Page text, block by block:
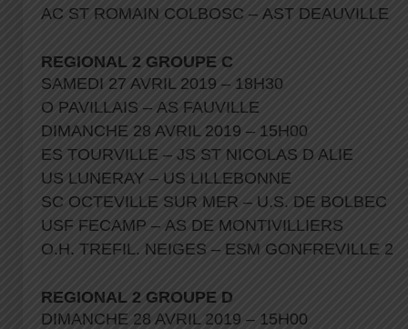
AC ST ROMAIN COLBOSC – AST DEAUVILLE
REGIONAL 2 GROUPE C
SAMEDI 27 AVRIL 2019 – 18H30
O PAVILLAIS – AS FAUVILLE
DIMANCHE 28 AVRIL 2019 – 15H00
ES TOURVILLE – JS ST NICOLAS D ALIE
US LUNERAY – US LILLEBONNE
SC OCTEVILLE SUR MER – U.S. DE BOLBEC
USF FECAMP – AS DE MONTIVILLIERS
O.H. TREFIL. NEIGES – ESM GONFREVILLE 2
REGIONAL 2 GROUPE D
DIMANCHE 28 AVRIL 2019 – 15H00